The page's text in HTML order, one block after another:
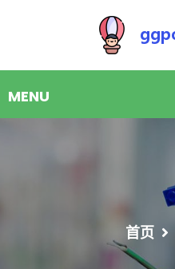
首页